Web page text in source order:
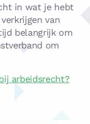
in wat je hebt
van
belangrijk om
om
arbeidsrecht?